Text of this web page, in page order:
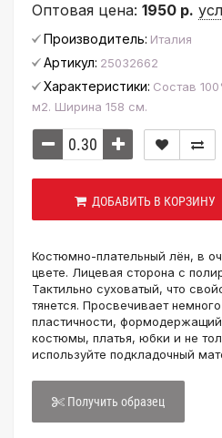
Оптовая цена: 1950 р.
Производитель: Италия
Артикул: 25032662
Характеристики: Состав
м2. Ширина 158 см.
ДОБАВИТЬ В КОРЗИНУ
Костюмно-плательный лён, в
цвете. Лицевая сторона с
Тактильно суховатый, что
тянется. Просвечивает
пластичности,
костюмы, платья, юбки и не
используйте подкладочный
Получить образец